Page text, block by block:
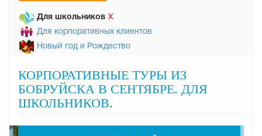
Для школьников Х
Для корпоративных клиентов
Новый год и Рождество
КОРПОРАТИВНЫЕ ТУРЫ ИЗ
БОБРУЙСКА В СЕНТЯБРЕ. ДЛЯ
ШКОЛЬНИКОВ.
-